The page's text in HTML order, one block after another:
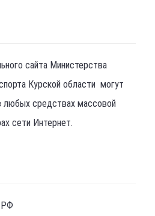
сайта Министерства
Курской области могут
любых средствах массовой
сети Интернет.
РФ